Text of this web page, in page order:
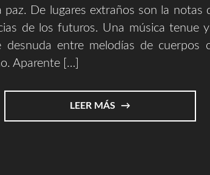
paz. De lugares extraños son la notas
de los futuros. Una música tenue
desnuda entre melodías de cuerpos
Aparente […]
LEER MÁS "LOS
FUTUROS